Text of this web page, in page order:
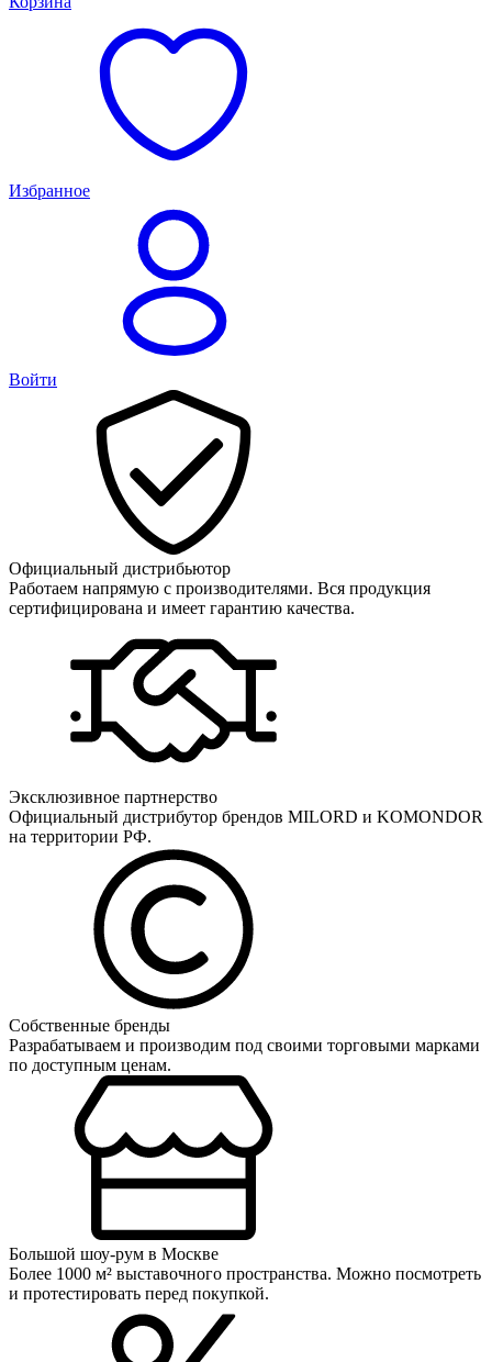
Избранное
Войти
Официальный дистрибьютор
Работаем напрямую с производителями. Вся продукция
сертифицирована и имеет гарантию качества.
Эксклюзивное партнерство
Официальный дистрибутор брендов MILORD и KOMONDOR
на территории РФ.
Собственные бренды
Разрабатываем и производим под своими торговыми марками
по доступным ценам.
Большой шоу-рум в Москве
Более 1000 м² выставочного пространства. Можно посмотреть
и протестировать перед покупкой.